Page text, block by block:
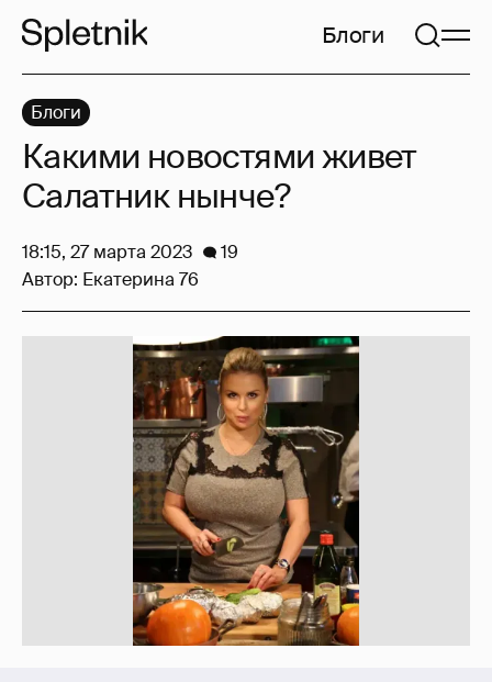
Блоги
Блоги
Какими новостями живет
Салатник нынче?
18:15, 27 марта 2023
19
Автор: Екатерина 76